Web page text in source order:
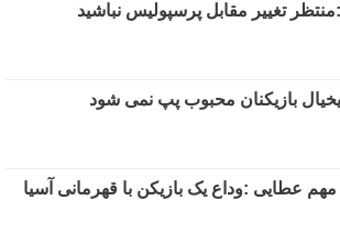
تغییر مقابل پرسپولیس نباشید
بازیکنان محبوب پپ نمی شود
عطایی :وداع یک بازیکن با قهرمانی آسیا